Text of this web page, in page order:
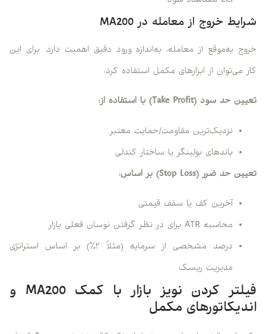
شرایط خروج از معامله در MA200
خروج به‌موقع از معامله، به‌اندازه ورود دقیق اهمیت دارد. برای این
کار می‌توان از ابزارهای مکمل استفاده کرد:
تعیین حد سود (Take Profit) با استفاده از:
نزدیک‌ترین مقاومت/حمایت معتبر
باندهای بولینگر یا ساختار کندلی
تعیین حد ضرر (Stop Loss) بر اساس:
آخرین کف یا سقف قیمتی
محاسبه ATR برای در نظر گرفتن نوسان فعلی بازار
درصد مشخصی از سرمایه (مثلاً ۲٪) بر اساس استراتژی
مدیریت ریسک
فیلتر کردن نویز بازار با کمک MA200 و
اندیکاتورهای مکمل